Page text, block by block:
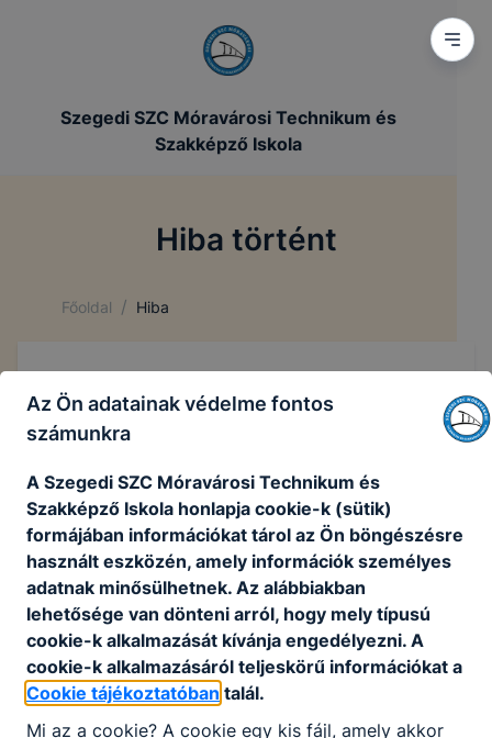
Szegedi SZC Móravárosi Technikum és
Szakképző Iskola
Hiba történt
Főoldal / Hiba
404
A keresett oldal nem található.
Az Ön adatainak védelme fontos
számunkra
A Szegedi SZC Móravárosi Technikum és
Szakképző Iskola honlapja cookie-k (sütik)
formájában információkat tárol az Ön böngészésre
használt eszközén, amely információk személyes
adatnak minősülhetnek. Az alábbiakban
lehetősége van dönteni arról, hogy mely típusú
cookie-k alkalmazását kívánja engedélyezni. A
cookie-k alkalmazásáról teljeskörű információkat a
Cookie tájékoztatóban talál.
Mi az a cookie? A cookie egy kis fájl, amely akkor